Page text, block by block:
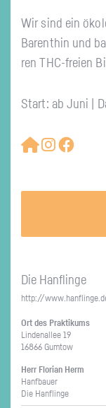
Wir sind ein
Ba­rent­hin und
ren THC-frei­en
Start: ab Juni |
Die Han­f­lin­ge
http://​
Ort des Prak­ti­kums
Lin­den­al­lee 19
16866 Gum­tow
Herr Flo­ri­an Herm
Hanf­bau­er
Die Han­f­lin­ge